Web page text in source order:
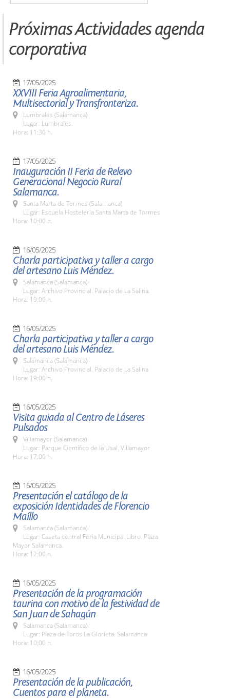
Próximas Actividades agenda
corporativa
17/05/2025
XXVIII Feria Agroalimentaria,
Multisectorial y Transfronteriza.
Lumbrales (Salamanca)
Lugar: Lumbrales.
Hora: 11:30 h.
17/05/2025
Inauguración II Feria de Relevo
Generacional Negocio Rural
Salamanca.
Santa Marta de Tormes (Salamanca)
Lugar: Escuela Hostelería Santa Marta de Tormes
Hora: 10:00 h.
16/05/2025
Charla participativa y taller a cargo
del artesano Luis Méndez.
Salamanca (Salamanca)
Lugar: Archivo Provincial. Palacio de La Salina.
Hora: 19:00 h.
16/05/2025
Charla participativa y taller a cargo
del artesano Luis Méndez.
Salamanca (Salamanca)
Lugar: Archivo Provincial. Palacio de La Salina
Hora: 19:00 h.
16/05/2025
Visita guiada al Centro de Láseres
Pulsados
Villamayor (Salamanca)
Lugar: Parque Científico de la Usal. Villamayor
Hora: 17:00 h.
16/05/2025
Presentación el catálogo de la
exposición Identidades de Florencio
Maíllo
Salamanca (Salamanca)
Lugar: Caseta central Feria Municipal Libro. Plaza
Mayor Salamanca.
Hora: 12:00 h.
16/05/2025
Presentación de la programación
taurina con motivo de la festividad de
San Juan de Sahagún
Salamanca (Salamanca)
Lugar: Plaza de Toros La Glorieta. Salamanca
Hora: 10;00 h.
16/05/2025
Presentación de la publicación,
Cuentos para el planeta.